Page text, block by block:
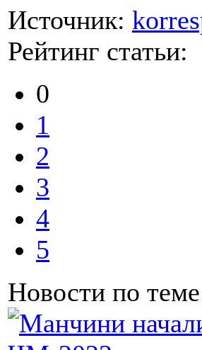
Источник:
Рейтинг статьи:
0
1
2
3
4
5
Новости по